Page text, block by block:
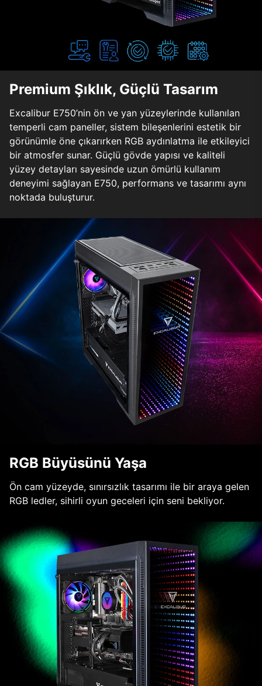
Premium Şıklık, Güçlü Tasarım
Excalibur E750’nin ön ve yan yüzeylerinde kullanılan
temperli cam paneller, sistem bileşenlerini estetik bir
görünümle öne çıkarırken RGB aydınlatma ile etkileyici
bir atmosfer sunar. Güçlü gövde yapısı ve kaliteli
yüzey detayları sayesinde uzun ömürlü kullanım
deneyimi sağlayan E750, performans ve tasarımı aynı
noktada buluşturur.
RGB Büyüsünü Yaşa
Ön cam yüzeyde, sınırsızlık tasarımı ile bir araya gelen
RGB ledler, sihirli oyun geceleri için seni bekliyor.